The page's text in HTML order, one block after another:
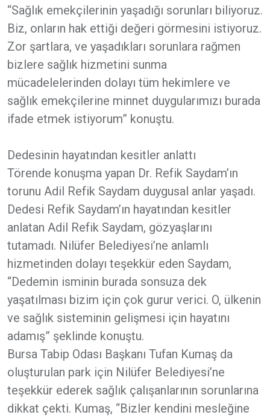
“Sağlık emekçilerinin yaşadığı sorunları biliyoruz.
Biz, onların hak ettiği değeri görmesini istiyoruz.
Zor şartlara, ve yaşadıkları sorunlara rağmen
bizlere sağlık hizmetini sunma
mücadelelerinden dolayı tüm hekimlere ve
sağlık emekçilerine minnet duygularımızı burada
ifade etmek istiyorum” konuştu.
Dedesinin hayatından kesitler anlattı
Törende konuşma yapan Dr. Refik Saydam’ın
torunu Adil Refik Saydam duygusal anlar yaşadı.
Dedesi Refik Saydam’ın hayatından kesitler
anlatan Adil Refik Saydam, gözyaşlarını
tutamadı. Nilüfer Belediyesi’ne anlamlı
hizmetinden dolayı teşekkür eden Saydam,
“Dedemin isminin burada sonsuza dek
yaşatılması bizim için çok gurur verici. O, ülkenin
ve sağlık sisteminin gelişmesi için hayatını
adamış” şeklinde konuştu.
Bursa Tabip Odası Başkanı Tufan Kumaş da
oluşturulan park için Nilüfer Belediyesi’ne
teşekkür ederek sağlık çalışanlarının sorunlarına
dikkat çekti. Kumaş, “Bizler kendini mesleğine